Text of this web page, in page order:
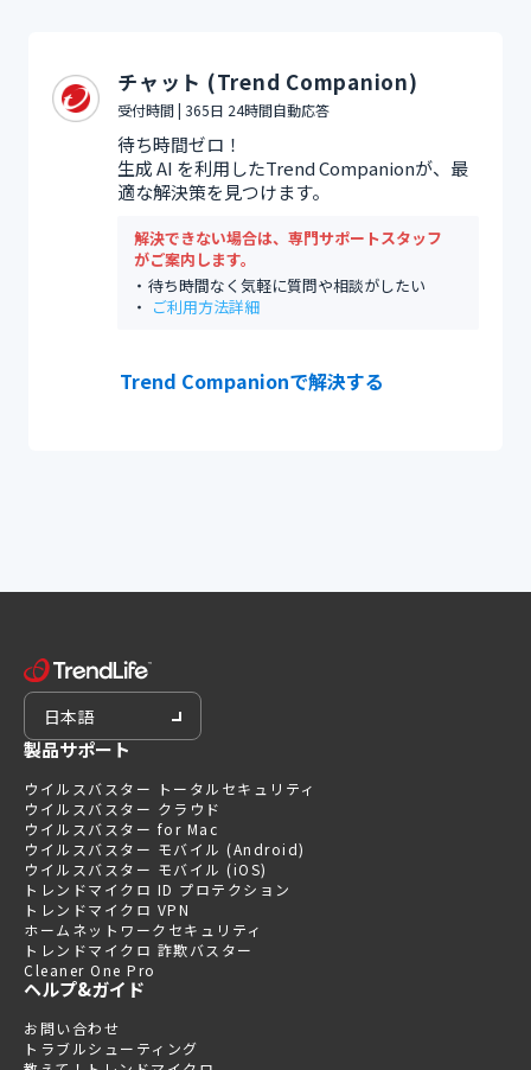
チャット (Trend Companion)
受付時間 | 365日 24時間自動応答
待ち時間ゼロ！
生成 AI を利用したTrend Companionが、最
適な解決策を見つけます。
解決できない場合は、専門サポートスタッフ
がご案内します。
待ち時間なく気軽に質問や相談がしたい
ご利用方法詳細
Trend Companionで解決する
日本語
製品サポート
ウイルスバスター トータルセキュリティ
ウイルスバスター クラウド
ウイルスバスター for Mac
ウイルスバスター モバイル (Android)
ウイルスバスター モバイル (iOS)
トレンドマイクロ ID プロテクション
トレンドマイクロ VPN
ホームネットワークセキュリティ
トレンドマイクロ 詐欺バスター
Cleaner One Pro
ヘルプ&ガイド
お問い合わせ
トラブルシューティング